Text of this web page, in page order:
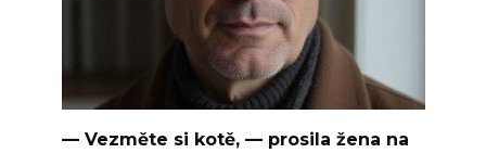
— Vezměte si kotě, — prosila žena na